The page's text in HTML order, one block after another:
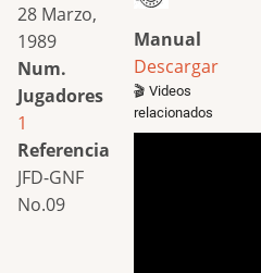
28 Marzo,
1989
Num.
Jugadores
1
Referencia
JFD-GNF
No.09
Manual
Descargar
🎬 Videos
relacionados